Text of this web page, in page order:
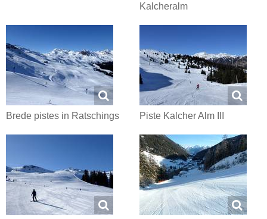
Kalcheralm
Brede pistes in Ratschings Piste Kalcher Alm III